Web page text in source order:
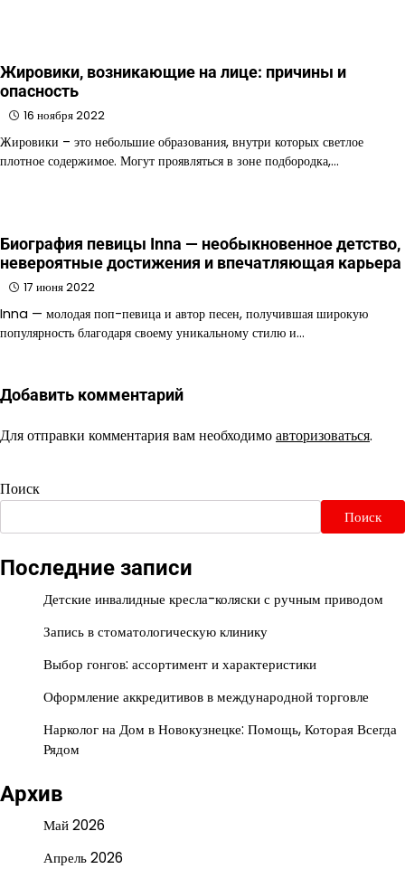
Жировики, возникающие на лице: причины и
опасность
16 ноября 2022
Жировики – это небольшие образования, внутри которых светлое
плотное содержимое. Могут проявляться в зоне подбородка,…
Биография певицы Inna — необыкновенное детство,
невероятные достижения и впечатляющая карьера
17 июня 2022
Inna — молодая поп-певица и автор песен, получившая широкую
популярность благодаря своему уникальному стилю и…
Добавить комментарий
Для отправки комментария вам необходимоавторизоваться.
Поиск
Поиск
Последние записи
Детские инвалидные кресла-коляски с ручным приводом
Запись в стоматологическую клинику
Выбор гонгов: ассортимент и характеристики
Оформление аккредитивов в международной торговле
Нарколог на Дом в Новокузнецке: Помощь, Которая Всегда
Рядом
Архив
Май 2026
Апрель 2026